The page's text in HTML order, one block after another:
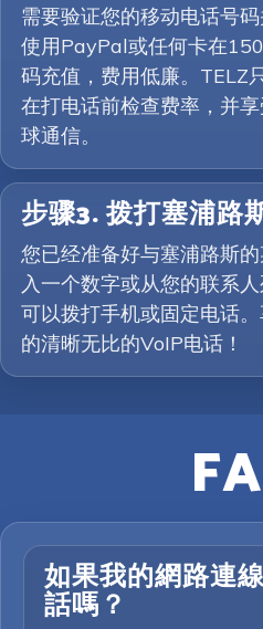
需要验证您的移动电话号码
使用PayPal或任何卡在
码充值，费用低廉。TELZ
在打电话前检查费率，并
球通信。
步骤3. 拨打塞浦路
您已经准备好与塞浦路斯
入一个数字或从您的联系
可以拨打手机或固定电话
的清晰无比的VoIP电话！
如果我的網路連
話嗎？